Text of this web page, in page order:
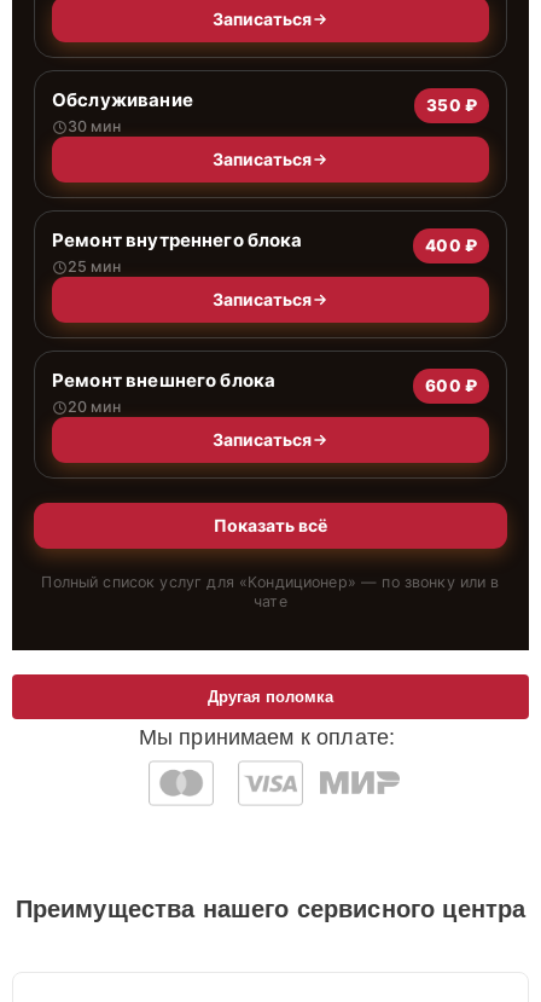
Записаться
Обслуживание
30 мин
350 ₽
Записаться
Ремонт внутреннего блока
25 мин
400 ₽
Записаться
Ремонт внешнего блока
20 мин
600 ₽
Записаться
Показать всё
Полный список услуг для «Кондиционер» — по звонку или в
чате
Мы принимаем к оплате:
Другая поломка
Преимущества нашего сервисного центра